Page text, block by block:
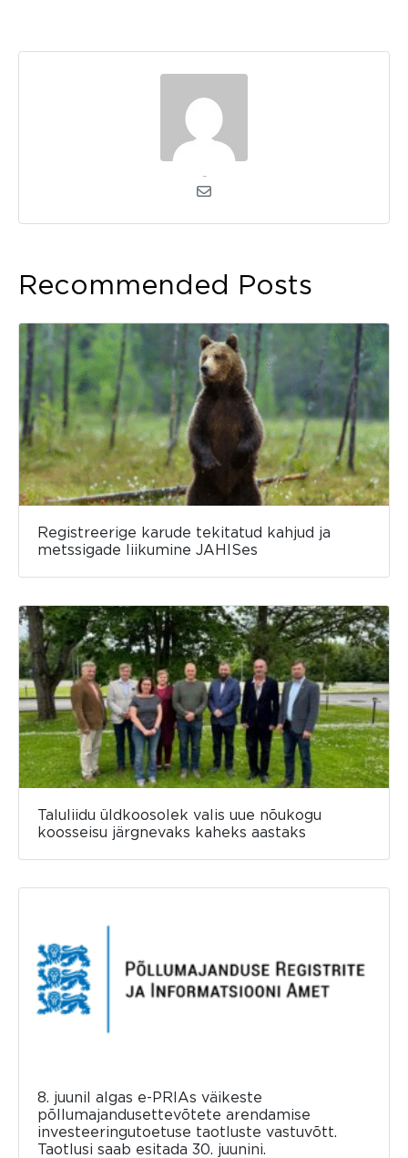
Recommended Posts
Registreerige karude tekitatud kahjud ja
metssigade liikumine JAHISes
Taluliidu üldkoosolek valis uue nõukogu
koosseisu järgnevaks kaheks aastaks
8. juunil algas e-PRIAs väikeste
põllumajandusettevõtete arendamise
investeeringutoetuse taotluste vastuvõtt.
Taotlusi saab esitada 30. juunini.